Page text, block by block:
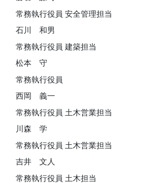
常務執行役員 安全管理担当
石川 和男
常務執行役員 建築担当
松本 守
常務執行役員
西岡 義一
常務執行役員 土木営業担当
川森 学
常務執行役員 土木営業担当
吉井 文人
常務執行役員 土木担当